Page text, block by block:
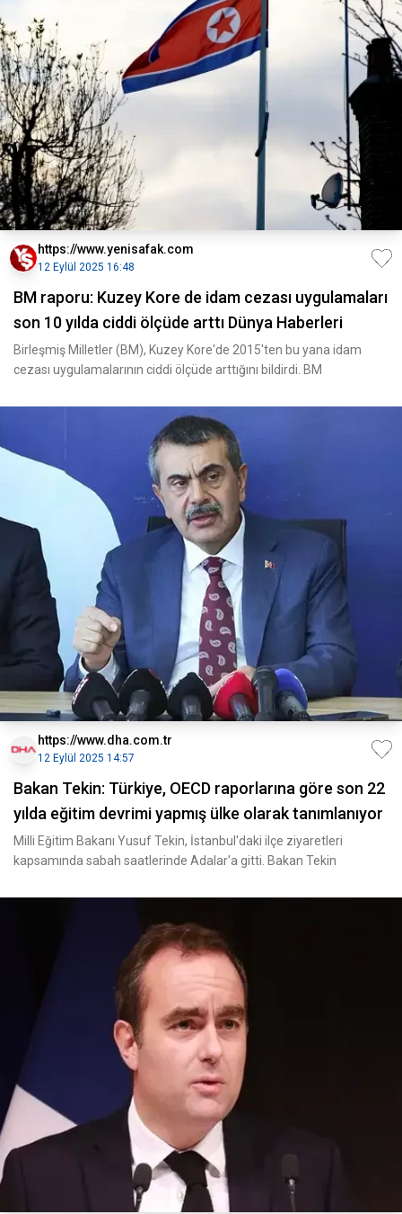
https://www.yenisafak.com
12 Eylül 2025 16:48
BM raporu: Kuzey Kore de idam cezası uygulamaları
son 10 yılda ciddi ölçüde arttı Dünya Haberleri
Birleşmiş Milletler (BM), Kuzey Kore'de 2015'ten bu yana idam
cezası uygulamalarının ciddi ölçüde arttığını bildirdi. BM
https://www.dha.com.tr
12 Eylül 2025 14:57
Bakan Tekin: Türkiye, OECD raporlarına göre son 22
yılda eğitim devrimi yapmış ülke olarak tanımlanıyor
Milli Eğitim Bakanı Yusuf Tekin, İstanbul'daki ilçe ziyaretleri
kapsamında sabah saatlerinde Adalar'a gitti. Bakan Tekin